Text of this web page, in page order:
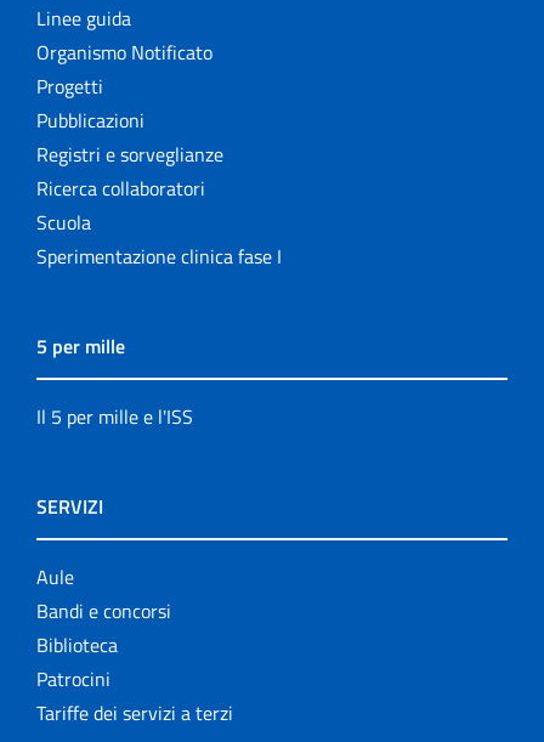
Linee guida
Organismo Notificato
Progetti
Pubblicazioni
Registri e sorveglianze
Ricerca collaboratori
Scuola
Sperimentazione clinica fase I
5 per mille
Il 5 per mille e l'ISS
SERVIZI
Aule
Bandi e concorsi
Biblioteca
Patrocini
Tariffe dei servizi a terzi